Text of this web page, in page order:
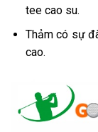
tee cao su.
Thảm có sự
cao.